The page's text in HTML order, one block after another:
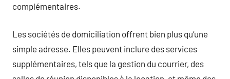
complémentaires.
Les sociétés de domiciliation offrent bien plus qu’une
simple adresse. Elles peuvent inclure des services
supplémentaires, tels que la gestion du courrier, des